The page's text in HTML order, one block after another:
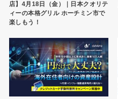
店】4月18日（金）｜日本クオリテ
ィーの本格グリル ホーチミン市で
楽しもう！
生活